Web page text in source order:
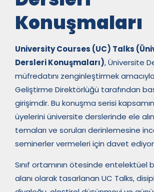
Konuşmaları
University Courses (UC) Talks (
Dersleri Konuşmaları), Üniversite
müfredatını zenginleştirmek
Geliştirme Direktörlüğü tarafından
girişimdir. Bu konuşma serisi
üyelerini üniversite derslerinde ele
temaları ve soruları derinlemesine
seminerler vermeleri için davet
Sınıf ortamının ötesinde entelektüel
alanı olarak tasarlanan UC Talks,